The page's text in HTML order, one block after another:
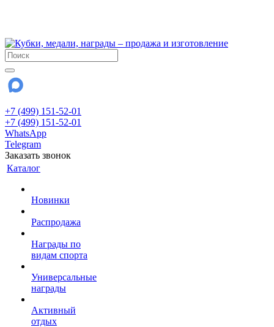
+7 (499) 151-52-01
+7 (499) 151-52-01
WhatsApp
Telegram
Заказать звонок
Каталог
Новинки
Распродажа
Награды по
видам спорта
Универсальные
награды
Активный
отдых